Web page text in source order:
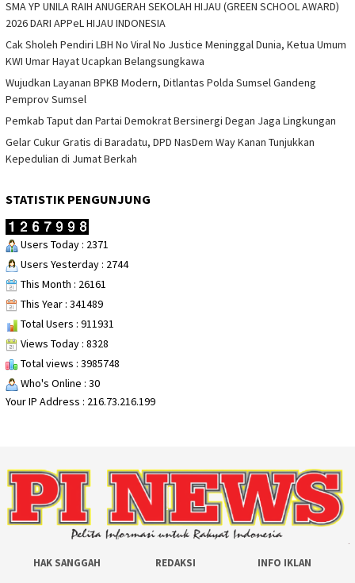
SMA YP UNILA RAIH ANUGERAH SEKOLAH HIJAU (GREEN SCHOOL AWARD)
2026 DARI APPeL HIJAU INDONESIA
Cak Sholeh Pendiri LBH No Viral No Justice Meninggal Dunia, Ketua Umum
KWI Umar Hayat Ucapkan Belangsungkawa
Wujudkan Layanan BPKB Modern, Ditlantas Polda Sumsel Gandeng
Pemprov Sumsel
Pemkab Taput dan Partai Demokrat Bersinergi Degan Jaga Lingkungan
Gelar Cukur Gratis di Baradatu, DPD NasDem Way Kanan Tunjukkan
Kepedulian di Jumat Berkah
STATISTIK PENGUNJUNG
Users Today : 2371
Users Yesterday : 2744
This Month : 26161
This Year : 341489
Total Users : 911931
Views Today : 8328
Total views : 3985748
Who's Online : 30
Your IP Address : 216.73.216.199
HAK SANGGAH REDAKSI INFO IKLAN